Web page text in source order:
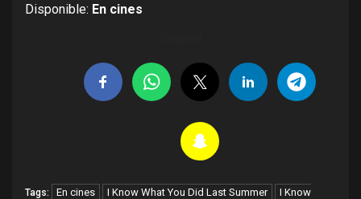
Disponible: En cines
Tags: En cines I Know What You Did Last Summer
I Know